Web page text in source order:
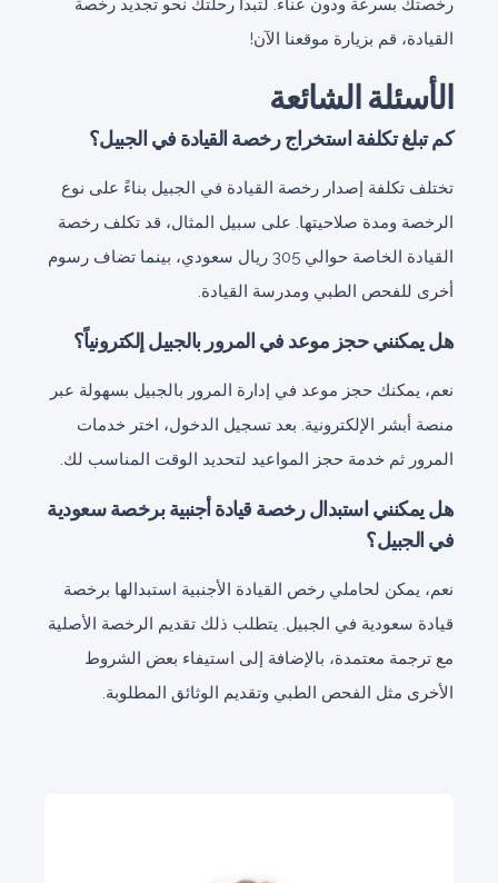
رخصتك بسرعة ودون عناء. لتبدأ رحلتك نحو تجديد رخصة
القيادة، قم بزيارة موقعنا الآن!
الأسئلة الشائعة
كم تبلغ تكلفة استخراج رخصة القيادة في الجبيل؟
تختلف تكلفة إصدار رخصة القيادة في الجبيل بناءً على نوع
الرخصة ومدة صلاحيتها. على سبيل المثال، قد تكلف رخصة
القيادة الخاصة حوالي 305 ريال سعودي، بينما تضاف رسوم
أخرى للفحص الطبي ومدرسة القيادة.
هل يمكنني حجز موعد في المرور بالجبيل إلكترونياً؟
نعم، يمكنك حجز موعد في إدارة المرور بالجبيل بسهولة عبر
منصة أبشر الإلكترونية. بعد تسجيل الدخول، اختر خدمات
المرور ثم خدمة حجز المواعيد لتحديد الوقت المناسب لك.
هل يمكنني استبدال رخصة قيادة أجنبية برخصة سعودية
في الجبيل؟
نعم، يمكن لحاملي رخص القيادة الأجنبية استبدالها برخصة
قيادة سعودية في الجبيل. يتطلب ذلك تقديم الرخصة الأصلية
مع ترجمة معتمدة، بالإضافة إلى استيفاء بعض الشروط
الأخرى مثل الفحص الطبي وتقديم الوثائق المطلوبة.